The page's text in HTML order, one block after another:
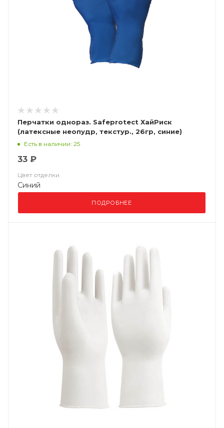
Перчатки однораз. Safeprotect ХайРиск
(латексные неопудр, текстур., 26гр, синие)
Есть в наличии: 25
33 ₽
Цвет отделки
Синий
ПОДРОБНЕЕ